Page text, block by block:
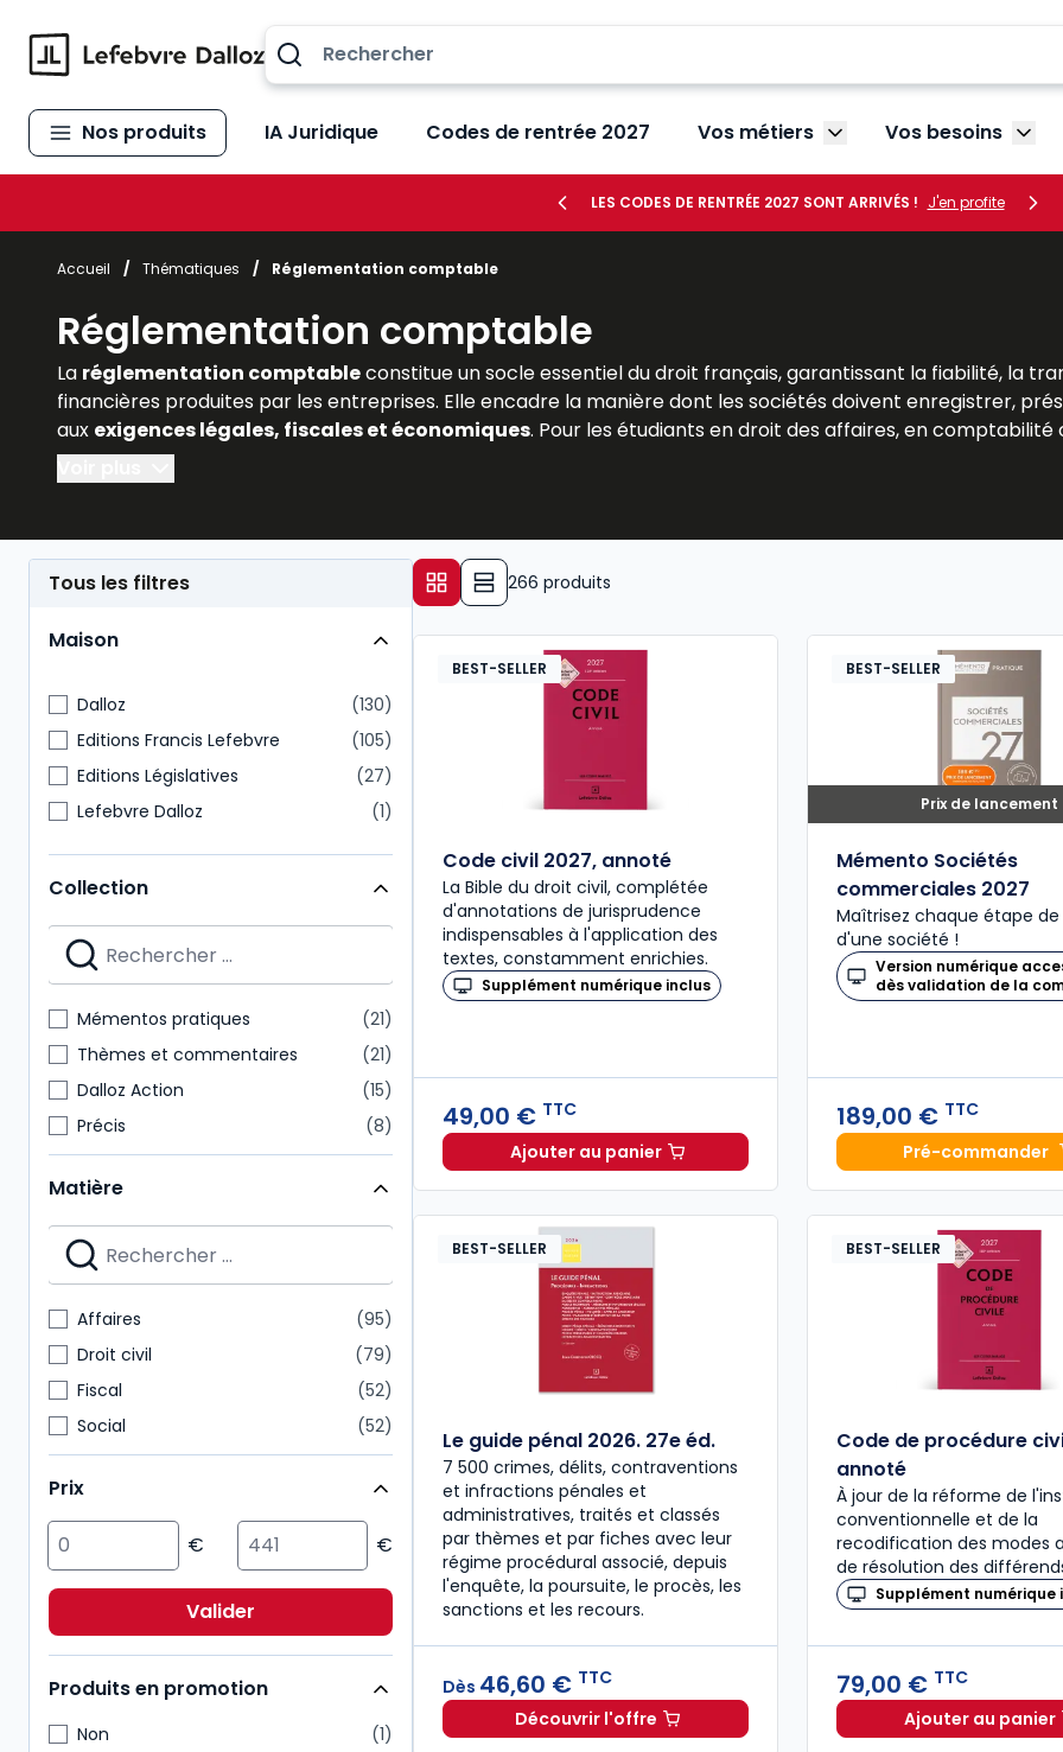
Nos produits IA Juridique Codes de rentrée 2027 Vos métiers Afficher le sous-menu
Vos besoins
LES CODES DE RENTRÉE 2027 SONT ARRIVÉS ! J'en profite
Accueil / Thématiques / Réglementation comptable
Réglementation comptable
La réglementation comptableconstitue un socle essentiel du droit français, garantissant la fiabilité, la
financières produites par les entreprises. Elle encadre la manière dont les sociétés doivent enregistrer,
aux exigences légales, fiscales et économiques. Pour les étudiants en droit des affaires, en
experts-comptables, commissaires aux comptes), la maîtrise des règles comptables est indispensable. Les
complète de ce cadre normatif, en associant explications théoriques et illustrations pratiques. Ils
garantir la conformité des pratiques comptables, prévenir les risques juridiques et sécuriser la
Tous les filtres
Maison
Dalloz
130
Editions Francis Lefebvre
105
Editions Législatives
27
Lefebvre Dalloz
1
Collection
Mémentos pratiques
21
Thèmes et commentaires
21
Dalloz Action
15
Précis
8
Cours
7
Autres brochés
6
Bulletins
6
Dossiers pratiques
Matière
Affaires
95
Droit civil
79
Fiscal
52
Social
52
Droit public
39
Droit comptable
32
Multimatières
24
Immobilier
Patrimoine
16
Prix
Valider
Produits en promotion
Non 1
266 produits
BEST-SELLER
Code civil 2027, annoté
La Bible du droit civil, complétée
d'annotations de jurisprudence
indispensables à l'application des
textes, constamment enrichies.
Supplément numérique inclus
49,00 € TTC
Ajouter au panierCode civil 2027, annoté à 49,00 € TTC
Prix de lancement
BEST-SELLER
Mémento Sociétés
commerciales 2027
Maîtrisez chaque étape de
d'une société !
Version numérique
dès validation de la
189,00 € TTC
Pré-commander
BEST-SELLER
Le guide pénal 2026. 27e éd.
7 500 crimes, délits, contraventions
et infractions pénales et
administratives, traités et classés
par thèmes et par fiches avec leur
régime procédural associé, depuis
l'enquête, la poursuite, le procès, les
sanctions et les recours.
Dès 46,60 € TTC
Découvrir l'offreLe guide pénal 2026. 27e éd. à partir deDès46,60 €
BEST-SELLER
Code de procédure
annoté
À jour de la réforme de
conventionnelle et de la
recodification des modes
de résolution des
Supplément numérique
79,00 € TTC
Ajouter au panier
Code